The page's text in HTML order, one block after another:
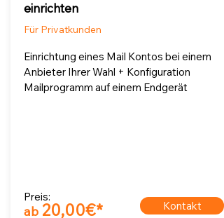
einrichten
Für Privatkunden
Einrichtung eines Mail Kontos bei einem
Anbieter Ihrer Wahl + Konfiguration
Mailprogramm auf einem Endgerät
Preis:
ab 20,00€* Kontakt